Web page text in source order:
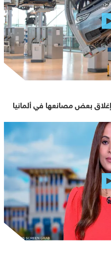
بعض مصانعها في ألمانيا